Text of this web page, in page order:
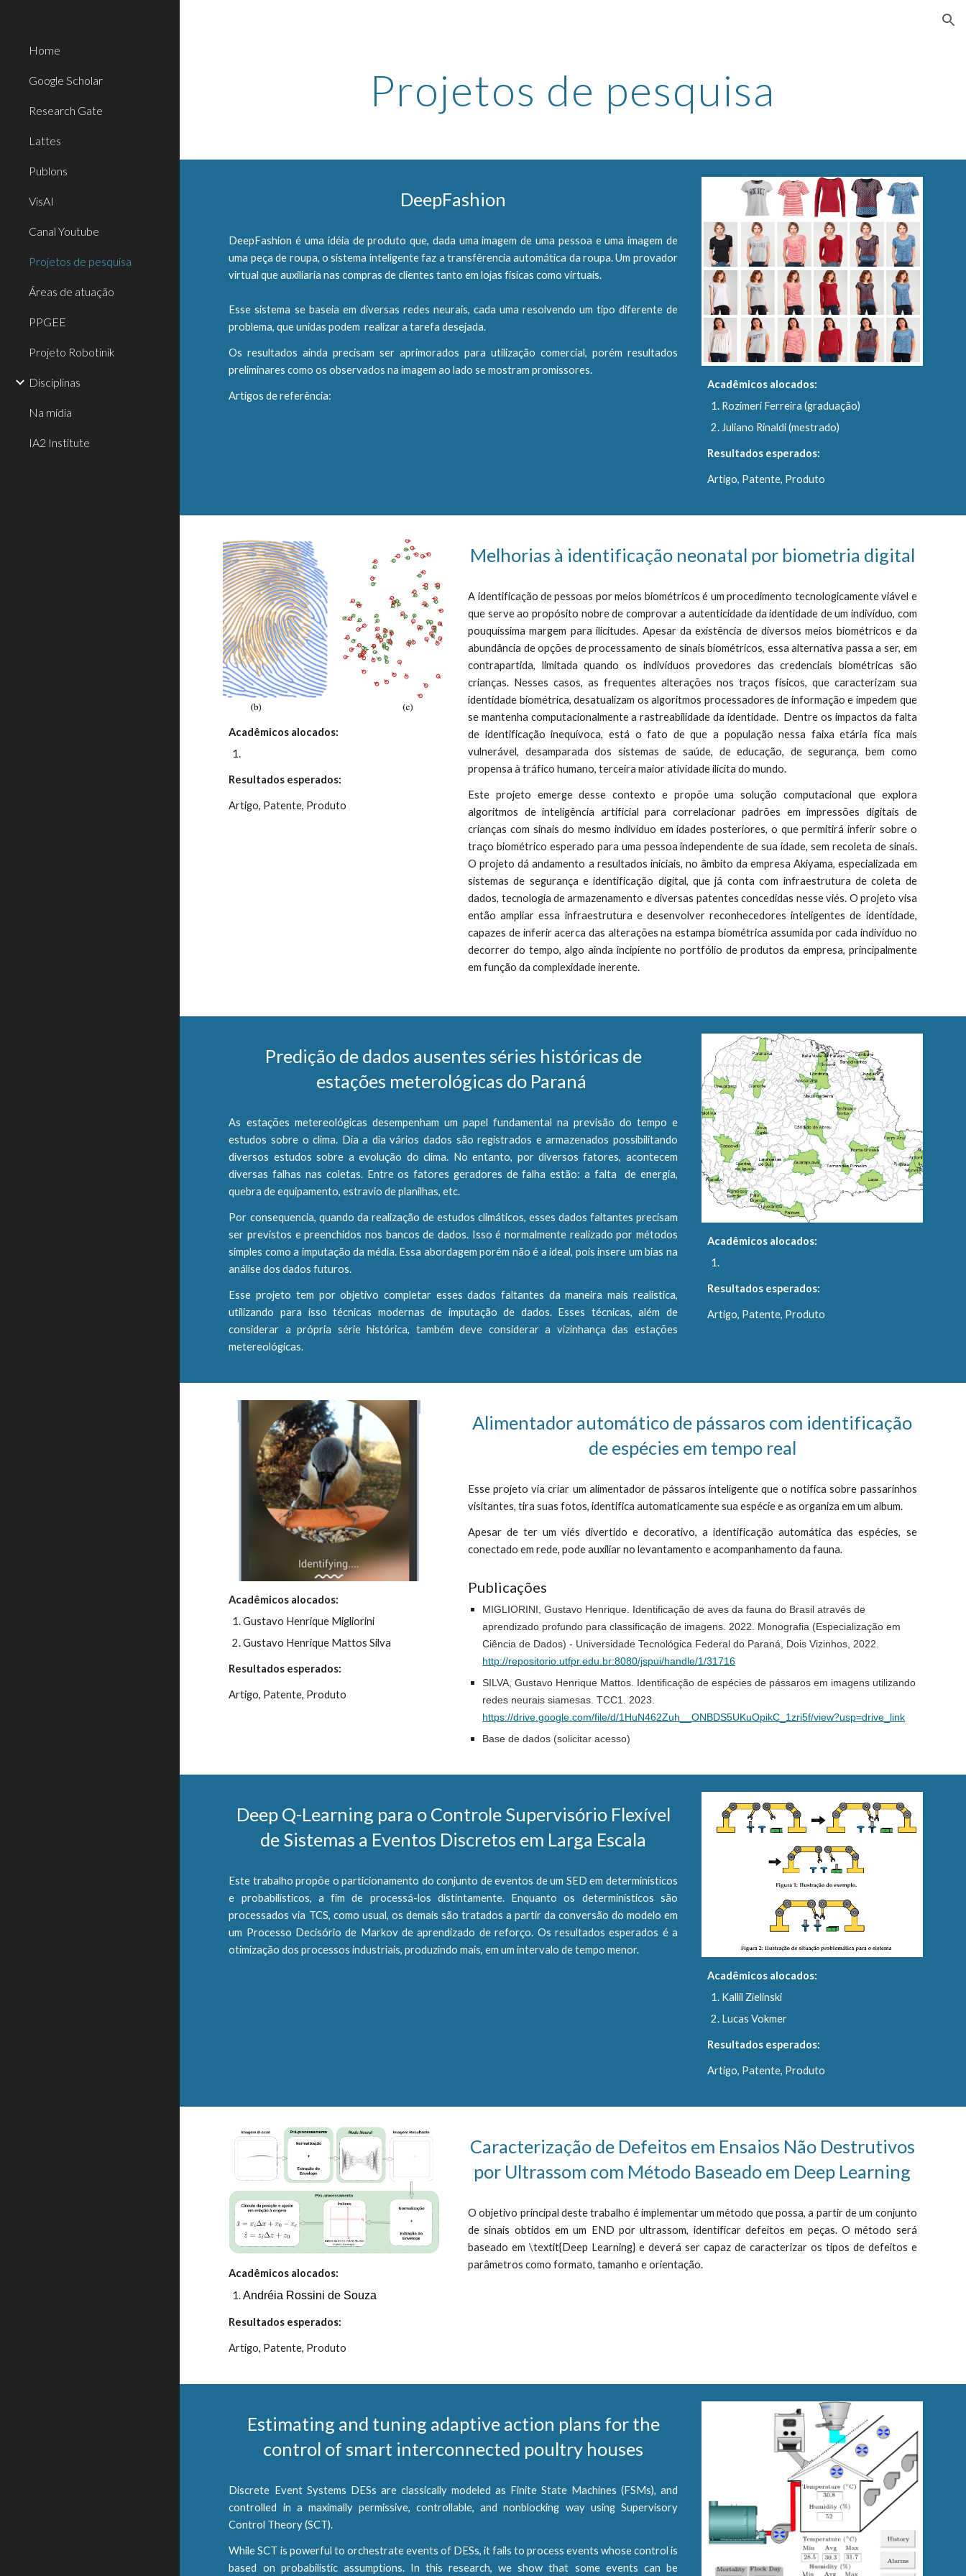
Home
Google Scholar
Research Gate
Lattes
Publons
VisAI
Canal Youtube
Projetos de pesquisa
Áreas de atuação
PPGEE
Projeto Robotinik
Disciplinas
Na mídia
IA2 Institute
Projetos de pesquisa
DeepFashion
DeepFashion é uma idéia de produto que, dada uma imagem de uma pessoa e uma imagem de
uma peça de roupa, o sistema inteligente faz a transfêrencia automática da roupa. Um provador
virtual que auxiliaria nas compras de clientes tanto em lojas físicas como virtuais.
Esse sistema se baseia em diversas redes neurais, cada uma resolvendo um tipo diferente de
problema, que unidas podem realizar a tarefa desejada.
Os resultados ainda precisam ser aprimorados para utilização comercial, porém resultados
preliminares como os observados na imagem ao lado se mostram promissores.
Artigos de referência:
Acadêmicos alocados:
Rozimeri Ferreira (graduação)
Juliano Rinaldi (mestrado)
Resultados esperados:
Artigo, Patente, Produto
Acadêmicos alocados:
Resultados esperados:
Artigo, Patente, Produto
Melhorias à identificação neonatal por biometria digital
A identificação de pessoas por meios biométricos é um procedimento tecnologicamente viável e
que serve ao propósito nobre de comprovar a autenticidade da identidade de um indivíduo, com
pouquíssima margem para ilicitudes. Apesar da existência de diversos meios biométricos e da
abundância de opções de processamento de sinais biométricos, essa alternativa passa a ser, em
contrapartida, limitada quando os indivíduos provedores das credenciais biométricas são
crianças. Nesses casos, as frequentes alterações nos traços físicos, que caracterizam sua
identidade biométrica, desatualizam os algoritmos processadores de informação e impedem que
se mantenha computacionalmente a rastreabilidade da identidade. Dentre os impactos da falta
de identificação inequívoca, está o fato de que a população nessa faixa etária fica mais
vulnerável, desamparada dos sistemas de saúde, de educação, de segurança, bem como
propensa à tráfico humano, terceira maior atividade ilícita do mundo.
Este projeto emerge desse contexto e propõe uma solução computacional que explora
algoritmos de inteligência artificial para correlacionar padrões em impressões digitais de
crianças com sinais do mesmo indivíduo em idades posteriores, o que permitirá inferir sobre o
traço biométrico esperado para uma pessoa independente de sua idade, sem recoleta de sinais.
O projeto dá andamento a resultados iniciais, no âmbito da empresa Akiyama, especializada em
sistemas de segurança e identificação digital, que já conta com infraestrutura de coleta de
dados, tecnologia de armazenamento e diversas patentes concedidas nesse viés. O projeto visa
então ampliar essa infraestrutura e desenvolver reconhecedores inteligentes de identidade,
capazes de inferir acerca das alterações na estampa biométrica assumida por cada indivíduo no
decorrer do tempo, algo ainda incipiente no portfólio de produtos da empresa, principalmente
em função da complexidade inerente.
Predição de dados ausentes séries históricas de
estações meterológicas do Paraná
As estações metereológicas desempenham um papel fundamental na previsão do tempo e
estudos sobre o clima. Dia a dia vários dados são registrados e armazenados possibilitando
diversos estudos sobre a evolução do clima. No entanto, por diversos fatores, acontecem
diversas falhas nas coletas. Entre os fatores geradores de falha estão: a falta de energia,
quebra de equipamento, estravio de planilhas, etc.
Por consequencia, quando da realização de estudos climáticos, esses dados faltantes precisam
ser previstos e preenchidos nos bancos de dados. Isso é normalmente realizado por métodos
simples como a imputação da média. Essa abordagem porém não é a ideal, pois insere um bias na
análise dos dados futuros.
Esse projeto tem por objetivo completar esses dados faltantes da maneira mais realistica,
utilizando para isso técnicas modernas de imputação de dados. Esses técnicas, além de
considerar a própria série histórica, também deve considerar a vizinhança das estações
metereológicas.
Acadêmicos alocados:
Resultados esperados:
Artigo, Patente, Produto
Acadêmicos alocados:
Gustavo Henrique Migliorini
Gustavo Henrique Mattos Silva
Resultados esperados:
Artigo, Patente, Produto
Alimentador automático de pássaros com identificação
de espécies em tempo real
Esse projeto via criar um alimentador de pássaros inteligente que o notifica sobre passarinhos
visitantes, tira suas fotos, identifica automaticamente sua espécie e as organiza em um album.
Apesar de ter um viés divertido e decorativo, a identificação automática das espécies, se
conectado em rede, pode auxiliar no levantamento e acompanhamento da fauna.
Publicações
MIGLIORINI, Gustavo Henrique. Identificação de aves da fauna do Brasil através de
aprendizado profundo para classificação de imagens. 2022. Monografia (Especialização em
Ciência de Dados) - Universidade Tecnológica Federal do Paraná, Dois Vizinhos, 2022.
http://repositorio.utfpr.edu.br:8080/jspui/handle/1/31716
SILVA, Gustavo Henrique Mattos. Identificação de espécies de pássaros em imagens utilizando
redes neurais siamesas. TCC1. 2023.
https://drive.google.com/file/d/1HuN462Zuh__ONBDS5UKuOpikC_1zri5f/view?usp=drive_link
Base de dados (solicitar acesso)
Deep Q-Learning para o Controle Supervisório Flexível
de Sistemas a Eventos Discretos em Larga Escala
Este trabalho propõe o particionamento do conjunto de eventos de um SED em determinísticos
e probabilísticos, a fim de processá-los distintamente. Enquanto os determinísticos são
processados via TCS, como usual, os demais são tratados a partir da conversão do modelo em
um Processo Decisório de Markov de aprendizado de reforço. Os resultados esperados é a
otimização dos processos industriais, produzindo mais, em um intervalo de tempo menor.
Acadêmicos alocados:
Kallil Zielinski
Lucas Vokmer
Resultados esperados:
Artigo, Patente, Produto
Acadêmicos alocados:
Andréia Rossini de Souza
Resultados esperados:
Artigo, Patente, Produto
Caracterização de Defeitos em Ensaios Não Destrutivos
por Ultrassom com Método Baseado em Deep Learning
O objetivo principal deste trabalho é implementar um método que possa, a partir de um conjunto
de sinais obtidos em um END por ultrassom, identificar defeitos em peças. O método será
baseado em \textit{Deep Learning} e deverá ser capaz de caracterizar os tipos de defeitos e
parâmetros como formato, tamanho e orientação.
Estimating and tuning adaptive action plans for the
control of smart interconnected poultry houses
Discrete Event Systems DESs are classically modeled as Finite State Machines (FSMs), and
controlled in a maximally permissive, controllable, and nonblocking way using Supervisory
Control Theory (SCT).
While SCT is powerful to orchestrate events of DESs, it fails to process events whose control is
based on probabilistic assumptions. In this research, we show that some events can be